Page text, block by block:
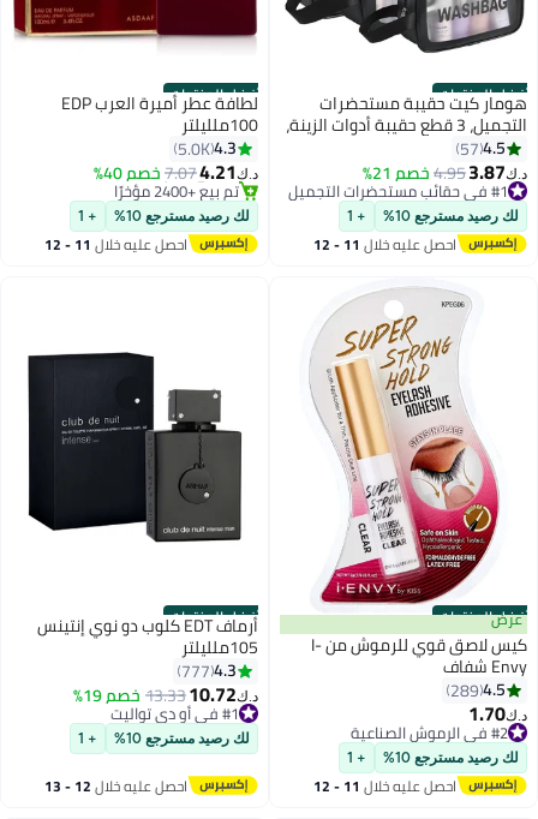
أفضل المنتجات
5
هومار كيت حقيبة مستحضرات
التجميل، 3 قطع حقيبة أدوات الزينة،
حقيبة مكياج، مجموعة حقائب سفر
لمستلزمات الزينة، حقائب أدوات
الزينة المحمولة للنساء المسافرات،
حقيبة مكياج شفافة مقاومة للماء
للسفر والحمام (أسود)
4.5
57
د.ك‏3.87
4.95خصم 21% #1 في حقائب مستحضرات التجميل
بتخلّص بسرعة
تم بيع +180 مؤخرًا
#1 في حقائب مستحضرات التجميل
لك رصيد مسترجع 10% + 1
احصل عليه خلال 11 - 12
أفضل المنتجات لطافة عطر أميرة العرب EDP
100ملليلتر
4.3
5.0K
د.ك‏4.21
7.07خصم 40%
#5 في عطر
تم بيع +2400 مؤخرًا
#5 في عطر
لك رصيد مسترجع 10% + 1
احصل عليه خلال 11 - 12
أفضل المنتجات
عرض
كيس لاصق قوي للرموش من I-
Envy شفاف
4.5
289
د.ك‏1.70
#2 في الرموش الصناعية
أقل سعر في 7 يوم
تم بيع +700 مؤخرًا
#2 في الرموش الصناعية
لك رصيد مسترجع 10% + 1
احصل عليه خلال 11 - 12
أفضل المنتجاتأرماف EDT كلوب دو نوي إنتينس
105ملليلتر
4.3
777
د.ك‏10.72
13.33خصم 19% #1 في أو دي تواليت
بتخلّص بسرعة
تم بيع +880 مؤخرًا
#1 في أو دي تواليت
لك رصيد مسترجع 10% + 1
احصل عليه خلال 12 - 13